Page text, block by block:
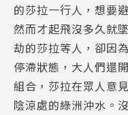
的莎拉一行人，想要
然而才起飛沒多久就
劫的莎拉等人，卻因
停滯狀態，大人們還
組合，莎拉在眾人意
陰涼處的綠洲沖水。